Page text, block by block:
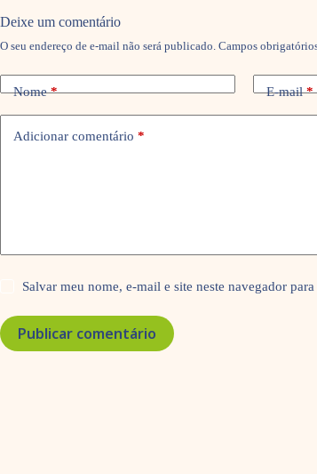
Deixe um comentário
O seu endereço de e-mail não será publicado. Campos
Nome* E-mail*
Adicionar comentário *
Salvar meu nome, e-mail e site neste navegador
Publicar comentário